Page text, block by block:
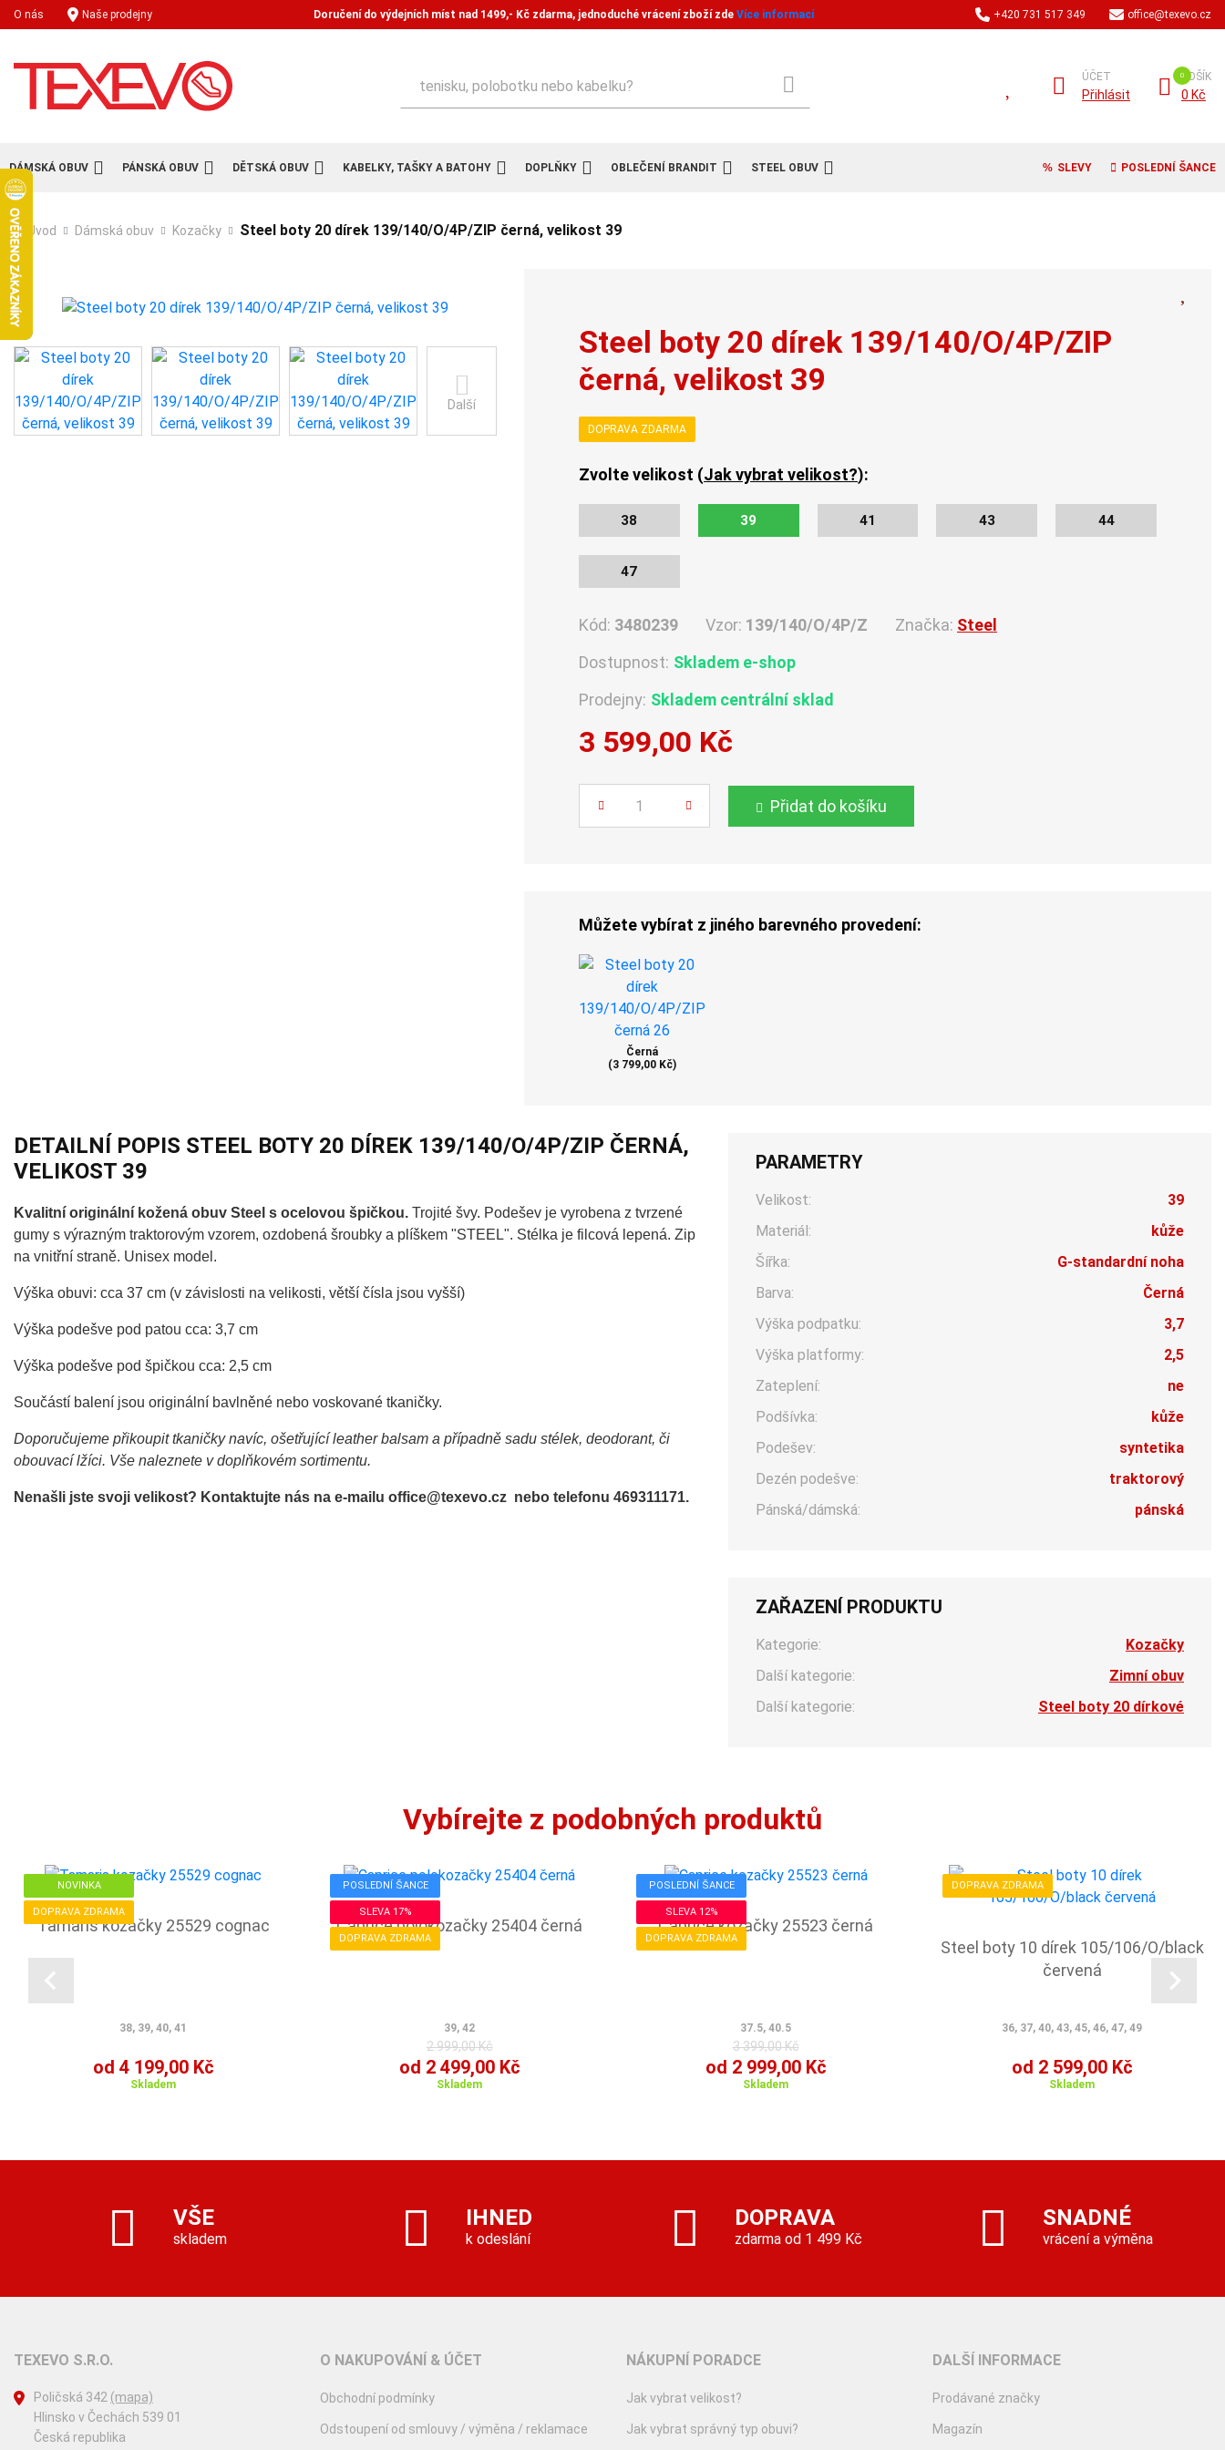
O nás Naše prodejny Doručení do výdejních míst nad 1499,- Kč zdarma, jednoduché vrácení zboží zde Více informací +420 731 517 349 office@texevo.cz
ÚČET
Přihlásit
KOŠÍK
0 Kč
DÁMSKÁ OBUV PÁNSKÁ OBUV DĚTSKÁ OBUV KABELKY, TAŠKY A BATOHY DOPLŇKY OBLEČENÍ BRANDIT STEEL OBUV SLEVY POSLEDNÍ ŠANCE
Úvod Dámská obuv Kozačky Steel boty 20 dírek 139/140/O/4P/ZIP černá, velikost 39
Další
Steel boty 20 dírek 139/140/O/4P/ZIP
černá, velikost 39
DOPRAVA ZDARMA
Zvolte velikost (Jak vybrat velikost?):
38 39 41 43 44
47
Kód: 3480239 Vzor: 139/140/O/4P/Z Značka: Steel
Dostupnost: Skladem e-shop
Prodejny: Skladem centrální sklad
3 599,00 Kč
Přidat do košíku
Můžete vybírat z jiného barevného provedení:
Černá
(3 799,00 Kč)
DETAILNÍ POPIS STEEL BOTY 20 DÍREK 139/140/O/4P/ZIP ČERNÁ,
VELIKOST 39
Kvalitní originální kožená obuv Steel s ocelovou špičkou. Trojité švy. Podešev je vyrobena z tvrzené
gumy s výrazným traktorovým vzorem, ozdobená šroubky a plíškem "STEEL". Stélka je filcová lepená. Zip
na vnitřní straně. Unisex model.
Výška obuvi: cca 37 cm (v závislosti na velikosti, větší čísla jsou vyšší)
Výška podešve pod patou cca: 3,7 cm
Výška podešve pod špičkou cca: 2,5 cm
Součástí balení jsou originální bavlněné nebo voskované tkaničky.
Doporučujeme přikoupit tkaničky navíc, ošetřující leather balsam a případně sadu stélek, deodorant, či
obouvací lžíci. Vše naleznete v doplňkovém sortimentu.
Nenašli jste svoji velikost? Kontaktujte nás na e-mailu office@texevo.cz nebo telefonu 469311171.
PARAMETRY
Velikost:
39
Materiál:
kůže
Šířka:
G-standardní noha
Barva:
Černá
Výška podpatku:
3,7
Výška platformy:
2,5
Zateplení:
ne
Podšívka:
kůže
Podešev:
syntetika
Dezén podešve:
traktorový
Pánská/dámská:
pánská
ZAŘAZENÍ PRODUKTU
Kategorie:
Kozačky
Další kategorie:
Zimní obuv
Další kategorie:
Steel boty 20 dírkové
Vybírejte z podobných produktů
NOVINKA
DOPRAVA ZDRAMA
Tamaris kozačky 25529 cognac
38, 39, 40, 41
od 4 199,00 Kč
Skladem
POSLEDNÍ ŠANCE
SLEVA 17%
DOPRAVA ZDRAMA
Caprice polokozačky 25404 černá
39, 42
2 999,00 Kč
od 2 499,00 Kč
Skladem
POSLEDNÍ ŠANCE
SLEVA 12%
DOPRAVA ZDRAMA
Caprice kozačky 25523 černá
37.5, 40.5
3 399,00 Kč
od 2 999,00 Kč
Skladem
DOPRAVA ZDRAMA
Steel boty 10 dírek 105/106/O/black
červená
36, 37, 40, 43, 45, 46, 47, 49
od 2 599,00 Kč
Skladem
VŠE
skladem
IHNED
k odeslání
DOPRAVA
zdarma od 1 499 Kč
SNADNÉ
vrácení a výměna
TEXEVO S.R.O.
Poličská 342 (mapa)
Hlinsko v Čechách 539 01
Česká republika
O NAKUPOVÁNÍ & ÚČET
Obchodní podmínky
Odstoupení od smlouvy / výměna / reklamace
NÁKUPNÍ PORADCE
Jak vybrat velikost?
Jak vybrat správný typ obuvi?
DALŠÍ INFORMACE
Prodávané značky
Magazín